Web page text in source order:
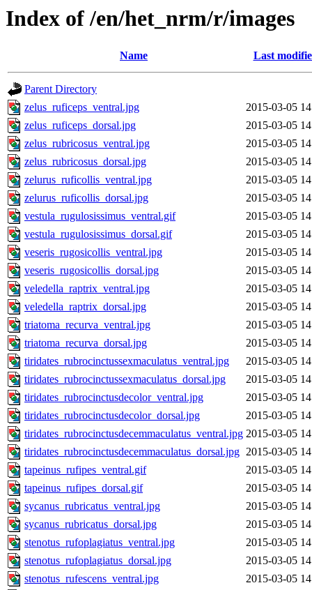
Index of /en/het_nrm/r/images
Name Last
Parent Directory
zelus_ruficeps_ventral.jpg
2015-03-05
zelus_ruficeps_dorsal.jpg
2015-03-05
zelus_rubricosus_ventral.jpg
2015-03-05
zelus_rubricosus_dorsal.jpg
2015-03-05
zelurus_ruficollis_ventral.jpg
2015-03-05
zelurus_ruficollis_dorsal.jpg
2015-03-05
vestula_rugulosissimus_ventral.gif
2015-03-05
vestula_rugulosissimus_dorsal.gif
2015-03-05
veseris_rugosicollis_ventral.jpg
2015-03-05
veseris_rugosicollis_dorsal.jpg
2015-03-05
veledella_raptrix_ventral.jpg
2015-03-05
veledella_raptrix_dorsal.jpg
2015-03-05
triatoma_recurva_ventral.jpg
2015-03-05
triatoma_recurva_dorsal.jpg
2015-03-05
tiridates_rubrocinctussexmaculatus_ventral.jpg
2015-03-05
tiridates_rubrocinctussexmaculatus_dorsal.jpg
2015-03-05
tiridates_rubrocinctusdecolor_ventral.jpg
2015-03-05
tiridates_rubrocinctusdecolor_dorsal.jpg
2015-03-05
tiridates_rubrocinctusdecemmaculatus_ventral.jpg 2015-03-05
tiridates_rubrocinctusdecemmaculatus_dorsal.jpg 2015-03-05
tapeinus_rufipes_ventral.gif
2015-03-05
tapeinus_rufipes_dorsal.gif
2015-03-05
sycanus_rubricatus_ventral.jpg
2015-03-05
sycanus_rubricatus_dorsal.jpg
2015-03-05
stenotus_rufoplagiatus_ventral.jpg
2015-03-05
stenotus_rufoplagiatus_dorsal.jpg
2015-03-05
stenotus_rufescens_ventral.jpg
2015-03-05